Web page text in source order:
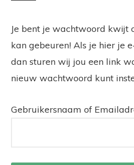
Je bent je wachtwoord kwijt
kan gebeuren! Als je hier je
dan sturen wij jou een link
nieuw wachtwoord kunt
Gebruikersnaam of